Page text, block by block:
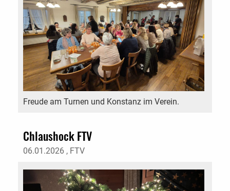
Freude am Turnen und Konstanz im Verein.
Chlaushock FTV
06.01.2026 , FTV